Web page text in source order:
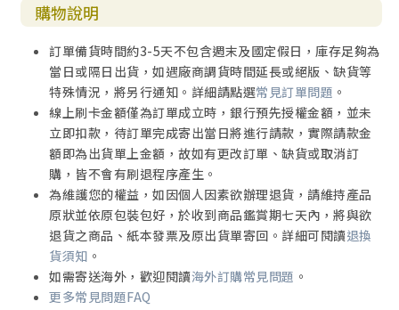
購物說明
訂單備貨時間約3-5天不包含週末及國定假日，庫存足夠為
當日或隔日出貨，如遇廠商調貨時間延長或絕版、缺貨等
特殊情況，將另行通知。詳細請點選常見訂單問題 。
線上刷卡金額僅為訂單成立時，銀行預先授權金額，並未
立即扣款，待訂單完成寄出當日將進行請款，實際請款金
額即為出貨單上金額，故如有更改訂單、缺貨或取消訂
購，皆不會有刷退程序產生。
為維護您的權益，如因個人因素欲辦理退貨，請維持產品
原狀並依原包裝包好，於收到商品鑑賞期七天內，將與欲
退貨之商品、紙本發票及原出貨單寄回。詳細可閱讀退換
貨須知 。
如需寄送海外，歡迎閱讀海外訂購常見問題 。
更多常見問題FAQ